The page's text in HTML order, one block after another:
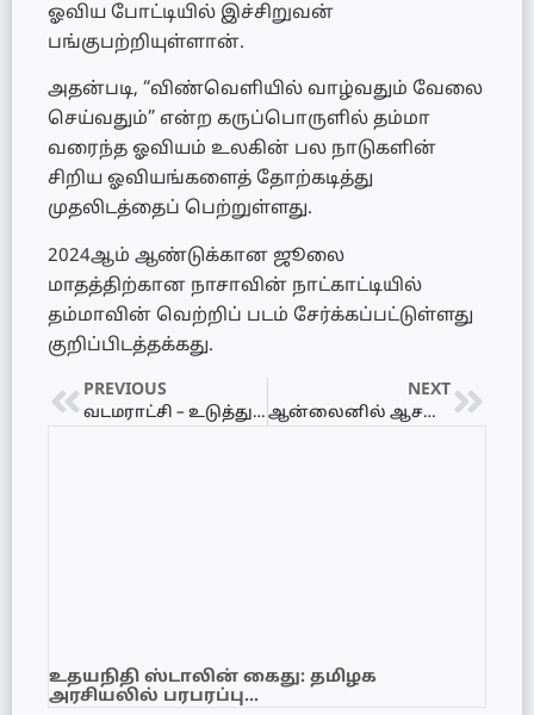
ஓவிய போட்டியில் இச்சிறுவன்
பங்குபற்றியுள்ளான்.
அதன்படி, “விண்வெளியில் வாழ்வதும் வேலை
செய்வதும்” என்ற கருப்பொருளில் தம்மா
வரைந்த ஓவியம் உலகின் பல நாடுகளின்
சிறிய ஓவியங்களைத் தோற்கடித்து
முதலிடத்தைப் பெற்றுள்ளது.
2024ஆம் ஆண்டுக்கான ஜூலை
மாதத்திற்கான நாசாவின் நாட்காட்டியில்
தம்மாவின் வெற்றிப் படம் சேர்க்கப்பட்டுள்ளது
குறிப்பிடத்தக்கது.
PREVIOUS
வடமராட்சி – உடுத்துறையில் கரையொதுங்கிய விசித்திரமான கப்பல் போன்ற இரதம்!
NEXT
ஆன்லைனில் ஆசன முற்பதிவு மூலம் சாதனை படைத்த இ.போ.ச
உதயநிதி ஸ்டாலின் கைது: தமிழக
அரசியலில் பரபரப்பு…